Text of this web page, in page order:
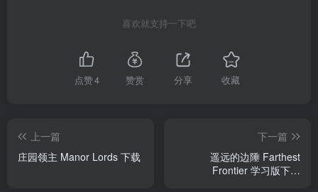
喜欢就支持一下吧
点赞4 赞赏 分享 收藏
上一篇
庄园领主 Manor Lords 下载
下一篇
遥远的边陲 Farthest
Frontier 学习版下载